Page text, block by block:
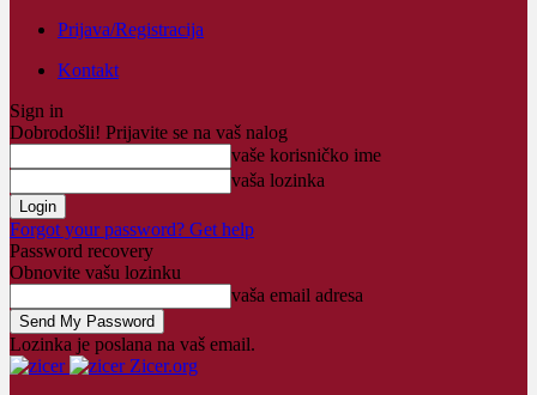
Prijava/Registracija
Kontakt
Sign in
Dobrodošli! Prijavite se na vaš nalog
vaše korisničko ime
vaša lozinka
Forgot your password? Get help
Password recovery
Obnovite vašu lozinku
vaša email adresa
Lozinka je poslana na vaš email.
Zicer.org